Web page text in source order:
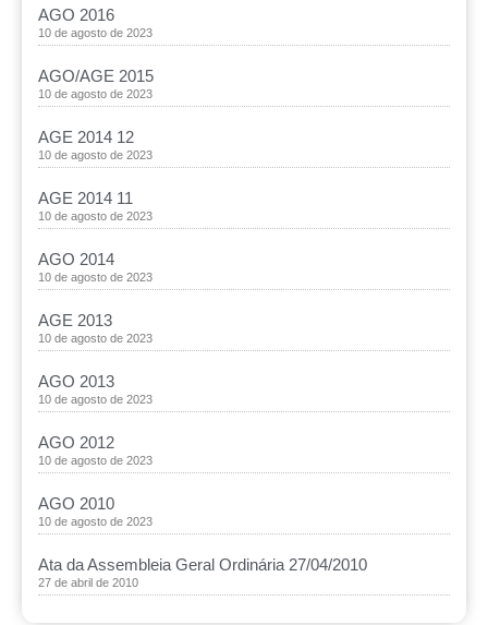
AGO 2016
10 de agosto de 2023
AGO/AGE 2015
10 de agosto de 2023
AGE 2014 12
10 de agosto de 2023
AGE 2014 11
10 de agosto de 2023
AGO 2014
10 de agosto de 2023
AGE 2013
10 de agosto de 2023
AGO 2013
10 de agosto de 2023
AGO 2012
10 de agosto de 2023
AGO 2010
10 de agosto de 2023
Ata da Assembleia Geral Ordinária 27/04/2010
27 de abril de 2010